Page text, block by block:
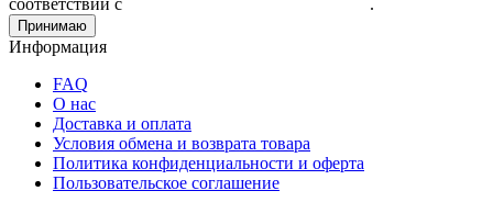
Принимаю
Информация
FAQ
О нас
Доставка и оплата
Условия обмена и возврата товара
Политика конфиденциальности и оферта
Пользовательское соглашение